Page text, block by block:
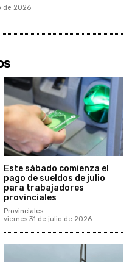
de 2026
Este sábado comienza el
pago de sueldos de julio
para trabajadores
provinciales
Provinciales
viernes 31 de julio de 2026